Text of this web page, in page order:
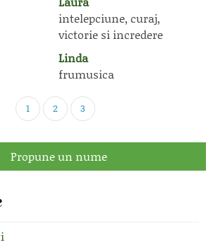
intelepciune, curaj,
victorie si incredere
Linda
frumusica
1 2 3
Propune un nume